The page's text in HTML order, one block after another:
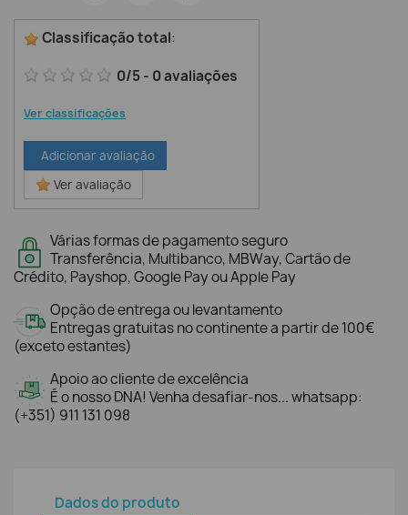
Classificação total:
0/5- 0avaliações
Ver classificações
Adicionar avaliação
Ver avaliação
Várias formas de pagamento seguro
Transferência, Multibanco, MBWay, Cartão de
Crédito, Payshop, Google Pay ou Apple Pay
Opção de entrega ou levantamento
Entregas gratuitas no continente a partir de 100€
(exceto estantes)
Apoio ao cliente de excelência
É o nosso DNA! Venha desafiar-nos... whatsapp:
(+351) 911 131 098
Dados do produto